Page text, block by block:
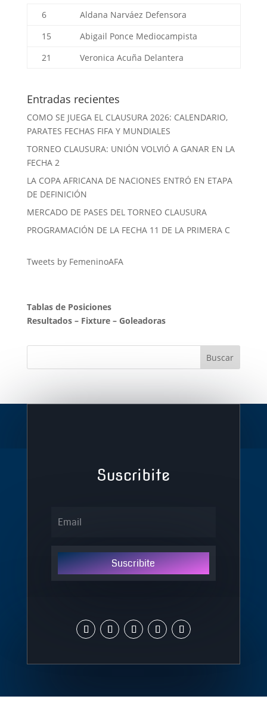
6 Aldana Narváez Defensora
15
Abigail Ponce Mediocampista
21
Veronica Acuña Delantera
Entradas recientes
COMO SE JUEGA EL CLAUSURA 2026: CALENDARIO,
PARATES FECHAS FIFA Y MUNDIALES
TORNEO CLAUSURA: UNIÓN VOLVIÓ A GANAR EN LA
FECHA 2
LA COPA AFRICANA DE NACIONES ENTRÓ EN ETAPA
DE DEFINICIÓN
MERCADO DE PASES DEL TORNEO CLAUSURA
PROGRAMACIÓN DE LA FECHA 11 DE LA PRIMERA C
Tweets by FemeninoAFA
Tablas de Posiciones
Resultados– Fixture– Goleadoras
Suscribite
Suscribite